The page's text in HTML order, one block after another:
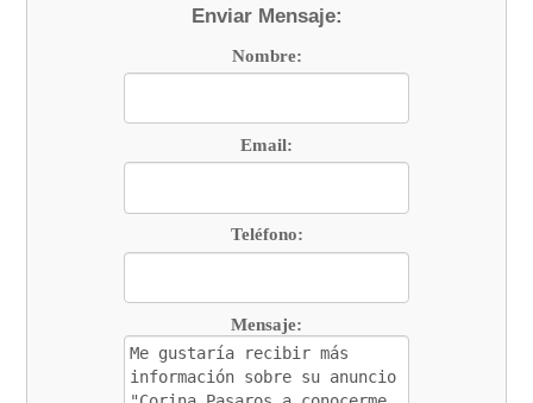
Enviar Mensaje:
Nombre:
Email:
Teléfono:
Mensaje: